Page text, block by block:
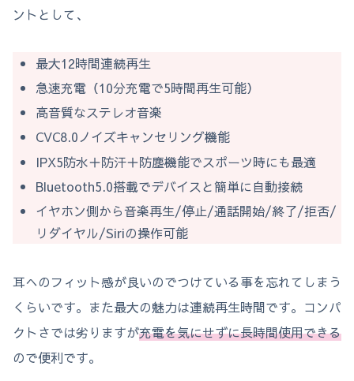
ントとして、
最大12時間連続再生
急速充電（10分充電で5時間再生可能）
高音質なステレオ音楽
CVC8.0ノイズキャンセリング機能
IPX5防水＋防汗＋防塵機能でスポーツ時にも最適
Bluetooth5.0搭載でデバイスと簡単に自動接続
イヤホン側から音楽再生/停止/通話開始/終了/拒否/
リダイヤル/Siriの操作可能
耳へのフィット感が良いのでつけている事を忘れてしまう
くらいです。また最大の魅力は連続再生時間です。コンパ
クトさでは劣りますが充電を気にせずに長時間使用できる
ので便利です。